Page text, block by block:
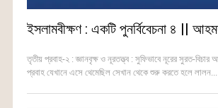
ইসলামবীক্ষণ : একটি পুনর্বিবেচনা ৪ ||
তৃতীয় প্রবাহ-২ : জ্ঞানবৃক্ষ ও নূরতত্ত্ব : সুফিভাবে নূরের সুরত-বিচার
প্রবাহ যেখানে এসে থেমেছিল সেখান থেকে শুরু করতে হলে লালন...